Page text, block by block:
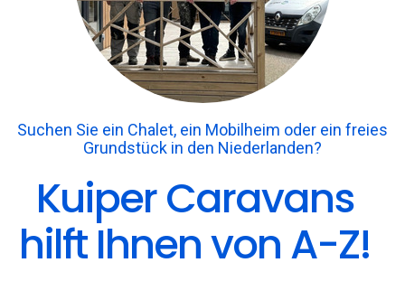
Suchen Sie ein Chalet, ein Mobilheim oder ein freies
Grundstück in den Niederlanden?
Kuiper Caravans
hilft Ihnen von A-Z!